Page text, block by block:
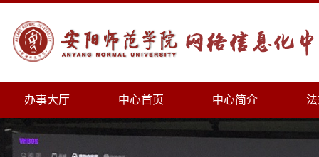
办事大厅 中心首页 中心简介